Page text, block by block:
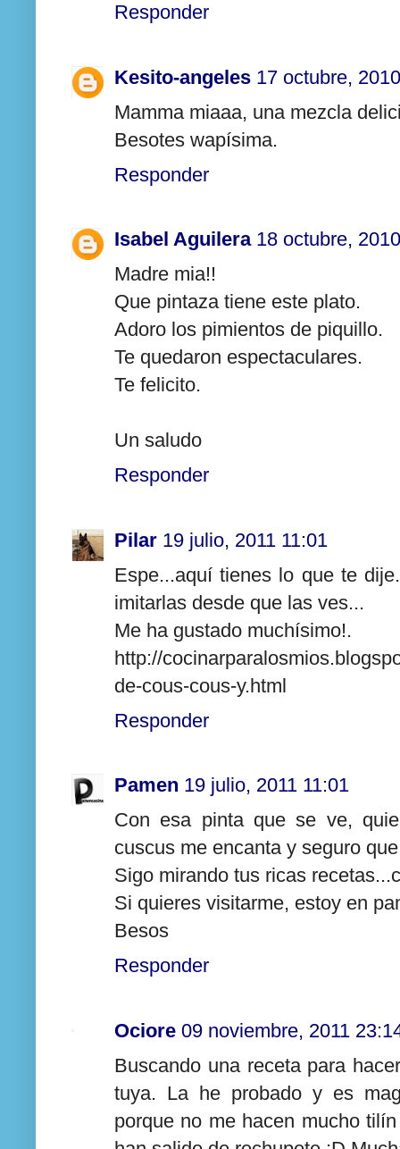
Responder
Kesito-angeles 17 octubre,
Mamma miaaa, una mezcla
Besotes wapísima.
Responder
Isabel Aguilera 18 octubre,
Madre mia!!
Que pintaza tiene este plato.
Adoro los pimientos de piquillo.
Te quedaron espectaculares.
Te felicito.
Un saludo
Responder
Pilar 19 julio, 2011 11:01
Espe...aquí tienes lo que te
imitarlas desde que las ves...
Me ha gustado muchísimo!.
http://
de-cous-cous-y.html
Responder
Pamen 19 julio, 2011 11:01
Con esa pinta que se ve,
cuscus me encanta y seguro
Sigo mirando tus ricas
Si quieres visitarme, estoy en
Besos
Responder
Ociore 09 noviembre, 2011
Buscando una receta para
tuya. La he probado y es
porque no me hacen mucho